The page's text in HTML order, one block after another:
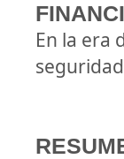
En la era
seguridad